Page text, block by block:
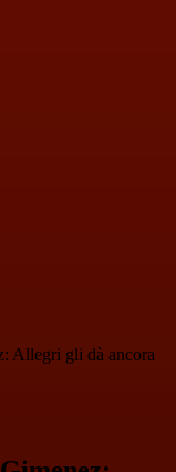
Allegri gli dà ancora